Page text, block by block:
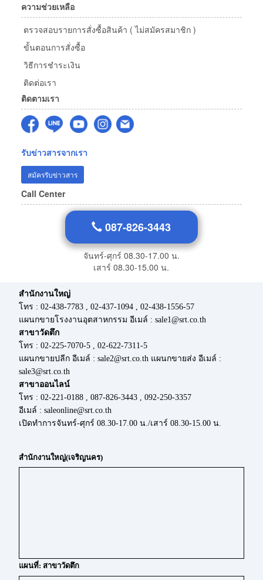
ความช่วยเหลือ
ตรวจสอบรายการสั่งซื้อสินค้า ( ไม่สมัครสมาชิก )
ขั้นตอนการสั่งซื้อ
วิธีการชำระเงิน
ติดต่อเรา
ติดตามเรา
รับข่าวสารจากเรา
สมัครรับข่าวสาร
Call Center
087-826-3443
จันทร์-ศุกร์ 08.30-17.00 น.
เสาร์ 08.30-15.00 น.
สำนักงานใหญ่
โทร : 02-438-7783 , 02-437-1094 , 02-438-1556-57
แผนกขายโรงงานอุตสาหกรรม อีเมล์ : sale1@srt.co.th
สาขาวัดตึก
โทร : 02-225-7070-5 , 02-622-7311-5
แผนกขายปลีก อีเมล์ : sale2@srt.co.th แผนกขายส่ง อีเมล์ :
sale3@srt.co.th
สาขาออนไลน์
โทร : 02-221-0188 , 087-826-3443 , 092-250-3357
อีเมล์ : saleonline@srt.co.th
เปิดทำการจันทร์-ศุกร์ 08.30-17.00 น./เสาร์ 08.30-15.00 น.
สำนักงานใหญ่(เจริญนคร)
แผนที่: สาขาวัดตึก